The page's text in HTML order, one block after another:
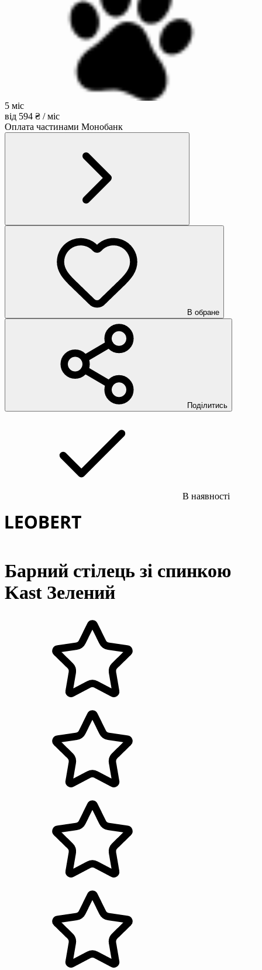
5 міс
від 594 ₴ / міс
Оплата частинами Монобанк
В обране
Поділитись
В наявності
Барний стілець зі спинкою
Kast Зелений